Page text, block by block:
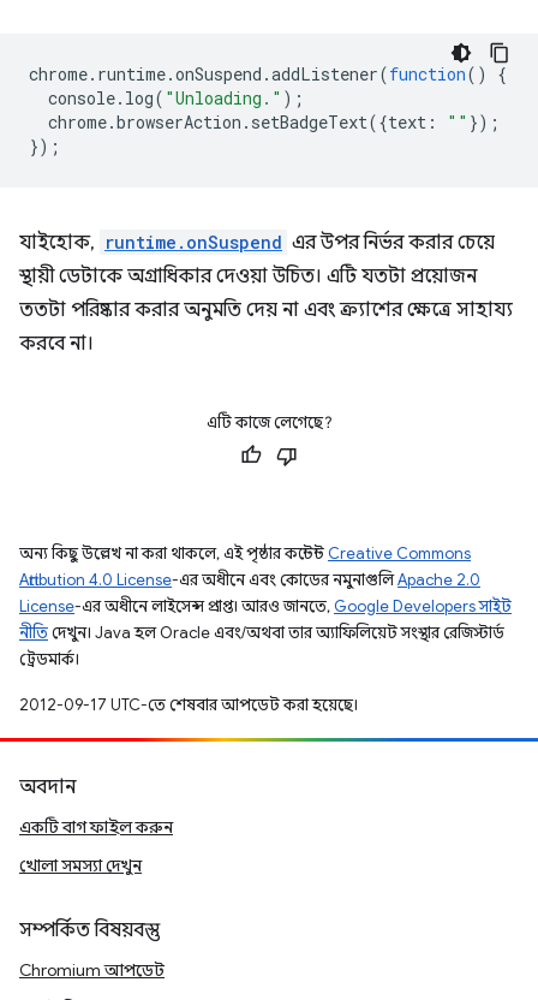
chrome. runtime.onSuspend .addListener(function()
{
console. log( "Unloading." );
chrome.browserAction . setBadgeText({text : "" });
});
যাইহোক, runtime.onSuspend এর উপর নির্ভর করার চেয়ে
স্থায়ী ডেটাকে অগ্রাধিকার দেওয়া উচিত। এটি যতটা প্রয়োজন
ততটা পরিষ্কার করার অনুমতি দেয় না এবং ক্র্যাশের ক্ষেত্রে সাহায্য
করবে না।
এটি কাজে লেগেছে?
অন্য কিছু উল্লেখ না করা থাকলে, এই পৃষ্ঠার কন্টেন্ট Creative Commons
Attribution 4.0 License-এর অধীনে এবং কোডের নমুনাগুলিApache 2.0
License-এর অধীনে লাইসেন্স প্রাপ্ত। আরও জানতে, Google Developers সাইট
নীতিদেখুন। Java হল Oracle এবং/অথবা তার অ্যাফিলিয়েট সংস্থার রেজিস্টার্ড
ট্রেডমার্ক।
2012-09-17 UTC-তে শেষবার আপডেট করা হয়েছে।
অবদান
একটি বাগ ফাইল করুন
খোলা সমস্যা দেখুন
সম্পর্কিত বিষয়বস্তু
Chromium আপডেট